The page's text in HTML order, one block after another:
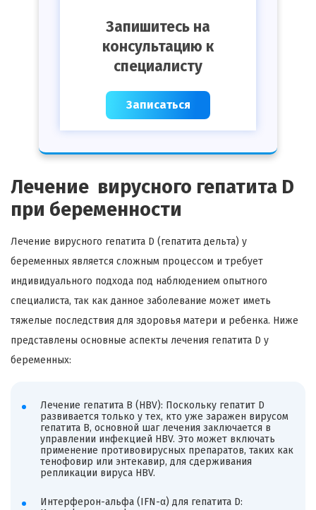
Запишитесь на
консультацию к
специалисту
Записаться
Лечение вирусного гепатита D
при беременности
Лечение вирусного гепатита D (гепатита дельта) у
беременных является сложным процессом и требует
индивидуального подхода под наблюдением опытного
специалиста, так как данное заболевание может иметь
тяжелые последствия для здоровья матери и ребенка. Ниже
представлены основные аспекты лечения гепатита D у
беременных:
Лечение гепатита B (HBV): Поскольку гепатит D
развивается только у тех, кто уже заражен вирусом
гепатита B, основной шаг лечения заключается в
управлении инфекцией HBV. Это может включать
применение противовирусных препаратов, таких как
тенофовир или энтекавир, для сдерживания
репликации вируса HBV.
Интерферон-альфа (IFN-α) для гепатита D: